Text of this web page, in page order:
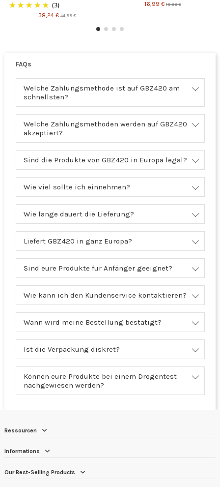
(3)
38,24 € 44,99 €
16,99 € 19,99 €
FAQs
Welche Zahlungsmethode ist auf GBZ420 am
schnellsten?
Welche Zahlungsmethoden werden auf GBZ420
akzeptiert?
Sind die Produkte von GBZ420 in Europa legal?
Wie viel sollte ich einnehmen?
Wie lange dauert die Lieferung?
Liefert GBZ420 in ganz Europa?
Sind eure Produkte für Anfänger geeignet?
Wie kann ich den Kundenservice kontaktieren?
Wann wird meine Bestellung bestätigt?
Ist die Verpackung diskret?
Können eure Produkte bei einem Drogentest
nachgewiesen werden?
Ressourcen
Informations
Our Best-Selling Products